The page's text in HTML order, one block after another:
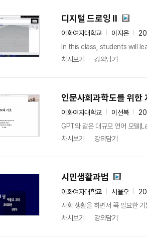
디지털 드로잉 ll
이화여자대학교 이지은
In this class, students will
차시보기
강의담기
인문사회과학도를 위한
이화여자대학교 이선복
GPT와 같은 대규모 언어 모델
차시보기
강의담기
시민생활과법
이화여자대학교 서을오
사회 생활을 하면서 꼭 필요한
차시보기
강의담기